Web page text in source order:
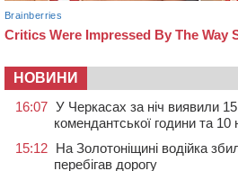
НОВИНИ
16:07 У Черкасах за ніч виявили
комендантської години та 10
15:12 На Золотоніщині водійка
перебігав дорогу